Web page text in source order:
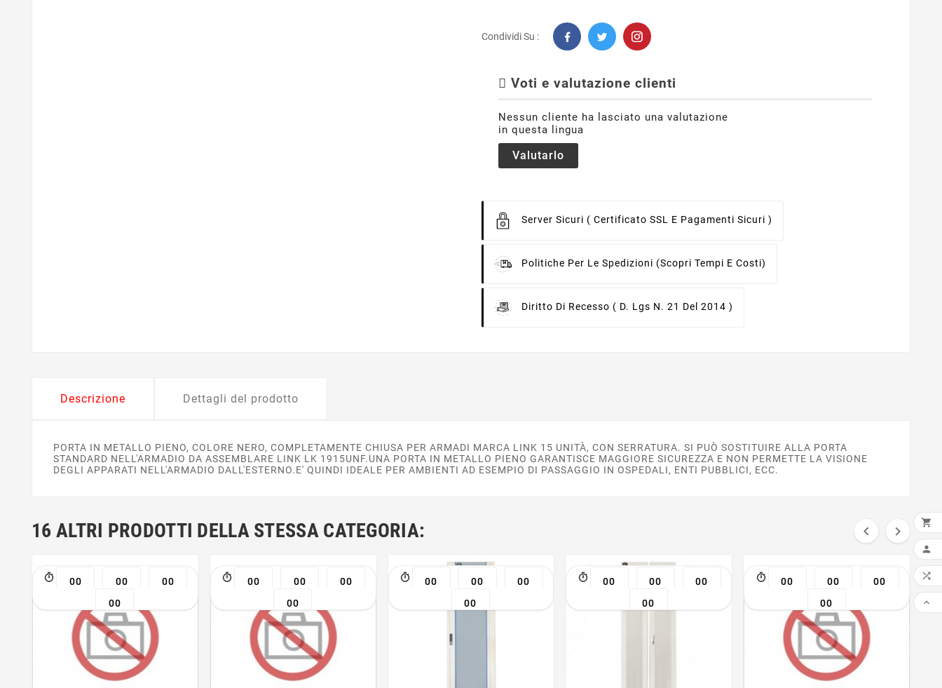
Condividi Su :
Voti e valutazione clienti
Nessun cliente ha lasciato una valutazione
in questa lingua
Valutarlo
Server Sicuri ( Certificato SSL E Pagamenti Sicuri )
Politiche Per Le Spedizioni (scopri Tempi E Costi)
Diritto Di Recesso ( D. Lgs N. 21 Del 2014 )
Descrizione Dettagli del prodotto
PORTA IN METALLO PIENO, COLORE NERO, COMPLETAMENTE CHIUSA PER ARMADI MARCA LINK 15 UNITÀ, CON SERRATURA. SI PUÒ SOSTITUIRE ALLA PORTA
STANDARD NELL'ARMADIO DA ASSEMBLARE LINK LK 1915UNF.UNA PORTA IN METALLO PIENO GARANTISCE MAGGIORE SICUREZZA E NON PERMETTE LA VISIONE
DEGLI APPARATI NELL'ARMADIO DALL'ESTERNO.E' QUINDI IDEALE PER AMBIENTI AD ESEMPIO DI PASSAGGIO IN OSPEDALI, ENTI PUBBLICI, ECC.
16 ALTRI PRODOTTI DELLA STESSA CATEGORIA:  
00 00
00
00
00 00
00
00
00 00
00
00
00 00
00
00
00 00
00
00



